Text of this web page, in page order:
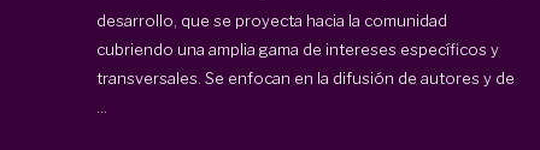
desarrollo, que se proyecta hacia la comunidad
cubriendo una amplia gama de intereses específicos y
transversales. Se enfocan en la difusión de autores y de